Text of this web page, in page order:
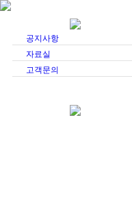
공지사항
자료실
고객문의